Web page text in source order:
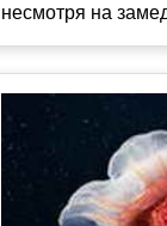
несмотря на